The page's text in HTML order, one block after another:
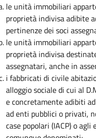
le unità immobiliari
proprietà indivisa adibite
pertinenze dei soci
le unità immobiliari
proprietà indivisa
assegnatari, anche in
i fabbricati di civile
alloggio sociale di cui al
e concretamente adibiti
ad enti pubblici o privati,
case popolari (IACP) o